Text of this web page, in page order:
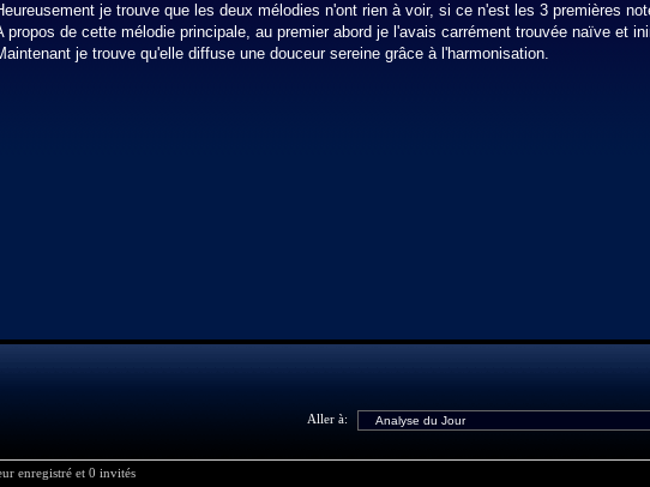
je trouve que les deux mélodies n'ont rien à voir, si ce n'est les 3 premières
propos de cette mélodie principale, au premier abord je l'avais carrément trouvée naïve et
je trouve qu'elle diffuse une douceur sereine grâce à l'harmonisation.
Aller à:
enregistré et 0 invités